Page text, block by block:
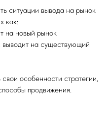
ситуации вывода на рынок
как:
на новый рынок
выводит на существующий
особенности стратегии,
продвижения.